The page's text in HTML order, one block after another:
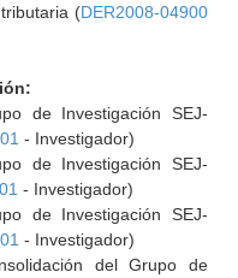
(DER2008-04900
de Investigación SEJ-
- Investigador)
de Investigación SEJ-
- Investigador)
de Investigación SEJ-
- Investigador)
del Grupo de